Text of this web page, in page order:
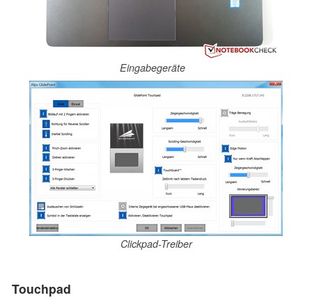
Eingabegeräte
Clickpad-Treiber
Touchpad